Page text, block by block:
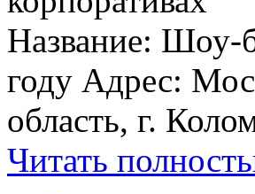
Название:
году Адрес:
область, г.
Читать